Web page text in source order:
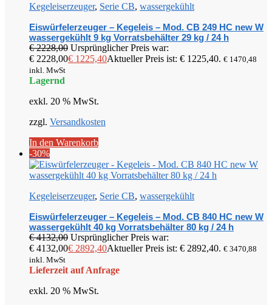
Kegeleiserzeuger, Serie CB, wassergekühlt
Eiswürfelerzeuger – Kegeleis – Mod. CB 249 HC new W
wassergekühlt 9 kg Vorratsbehälter 29 kg / 24 h
€2228,00 Ursprünglicher Preis war:
€ 2228,00€ 1225,40Aktueller Preis ist: € 1225,40. € 1470,48
inkl. MwSt
Lagernd
exkl. 20 % MwSt.
zzgl. Versandkosten
In den Warenkorb
-30%
Kegeleiserzeuger, Serie CB, wassergekühlt
Eiswürfelerzeuger – Kegeleis – Mod. CB 840 HC new W
wassergekühlt 40 kg Vorratsbehälter 80 kg / 24 h
€4132,00 Ursprünglicher Preis war:
€ 4132,00€ 2892,40Aktueller Preis ist: € 2892,40. € 3470,88
inkl. MwSt
Lieferzeit auf Anfrage
exkl. 20 % MwSt.